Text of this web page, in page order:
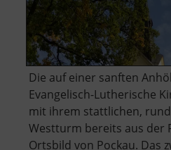
Die auf einer sanften
Evangelisch-Lutherische
mit ihrem stattlichen,
Westturm bereits aus der
Ortsbild von Pockau. Das